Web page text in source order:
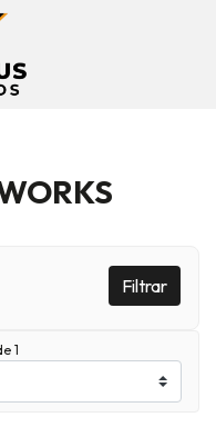
Filtrar
1